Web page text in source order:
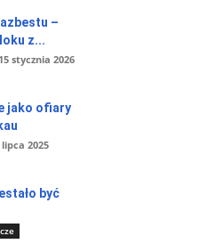
–
z...
15 stycznia 2026
jako ofiary
lipca 2025
być